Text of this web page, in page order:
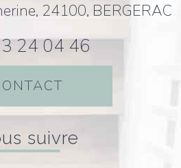
24100, BERGERAC
24 04 46
suivre